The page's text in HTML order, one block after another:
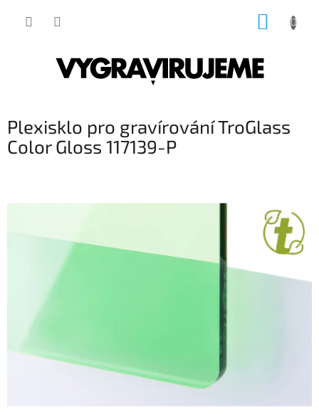
Plexisklo pro gravírování TroGlass
Color Gloss 117139-P